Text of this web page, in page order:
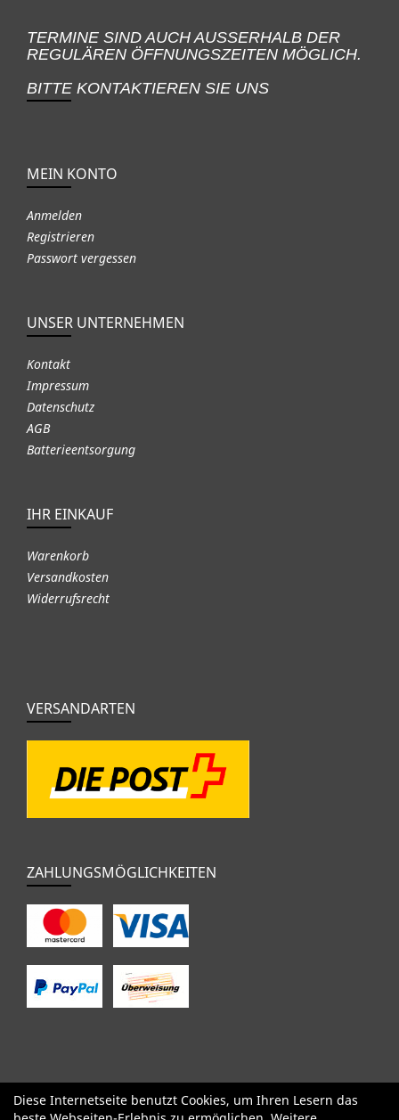
TERMINE SIND AUCH AUSSERHALB DER
REGULÄREN ÖFFNUNGSZEITEN MÖGLICH.
BITTE KONTAKTIEREN SIE UNS
MEIN KONTO
Anmelden
Registrieren
Passwort vergessen
UNSER UNTERNEHMEN
Kontakt
Impressum
Datenschutz
AGB
Batterieentsorgung
IHR EINKAUF
Warenkorb
Versandkosten
Widerrufsrecht
VERSANDARTEN
ZAHLUNGSMÖGLICHKEITEN
SALE Specialized Factor Cervélo BMC Orbea
Yeti
Diese Internetseite benutzt Cookies, um Ihren Lesern das